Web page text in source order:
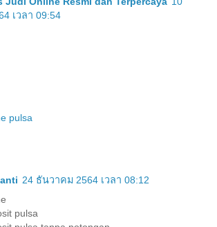
เวลา 09:54
pulsa
24 ธันวาคม 2564 เวลา 08:12
pulsa